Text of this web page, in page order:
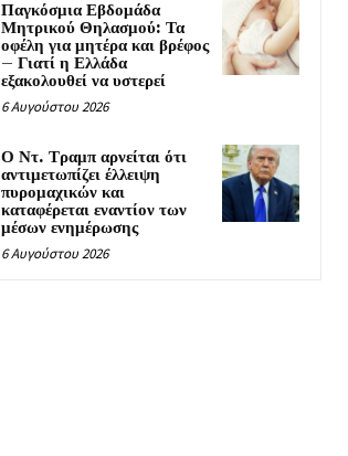
Παγκόσμια Εβδομάδα
Μητρικού Θηλασμού: Τα
οφέλη για μητέρα και βρέφος
– Γιατί η Ελλάδα
εξακολουθεί να υστερεί
6 Αυγούστου 2026
Ο Ντ. Τραμπ αρνείται ότι
αντιμετωπίζει έλλειψη
πυρομαχικών και
καταφέρεται εναντίον των
μέσων ενημέρωσης
6 Αυγούστου 2026